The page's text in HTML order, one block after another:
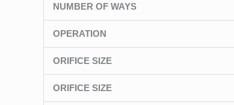
NUMBER OF WAYS
OPERATION
ORIFICE SIZE
ORIFICE SIZE